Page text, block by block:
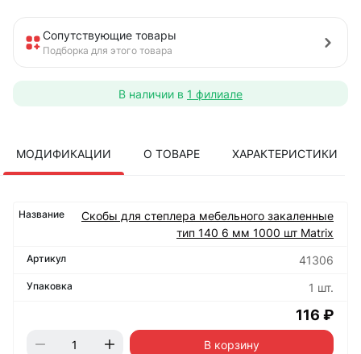
Сопутствующие товары
Подборка для этого товара
В наличии в 1 филиале
МОДИФИКАЦИИ О ТОВАРЕ ХАРАКТЕРИСТИКИ
Скобы для степлера мебельного закаленные
тип 140 6 мм 1000 шт Matrix
41306
1 шт.
116 ₽
В корзину